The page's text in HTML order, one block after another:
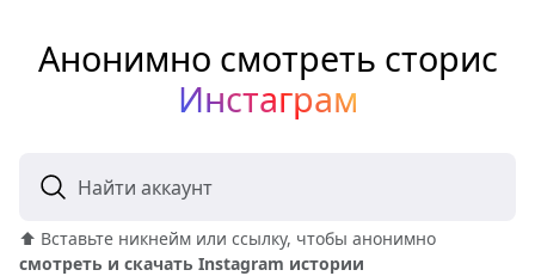
Анонимно смотреть сторис
Инстаграм
Найти аккаунт
⬆️ Вставьте никнейм или ссылку, чтобы анонимно
смотреть и скачать Instagram истории